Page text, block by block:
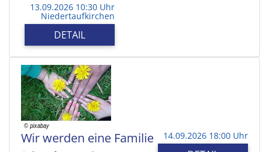
13.09.2026 10:30 Uhr
Niedertaufkirchen
DETAIL
Wir werden eine Familie 14.09.2026 18:00 Uhr